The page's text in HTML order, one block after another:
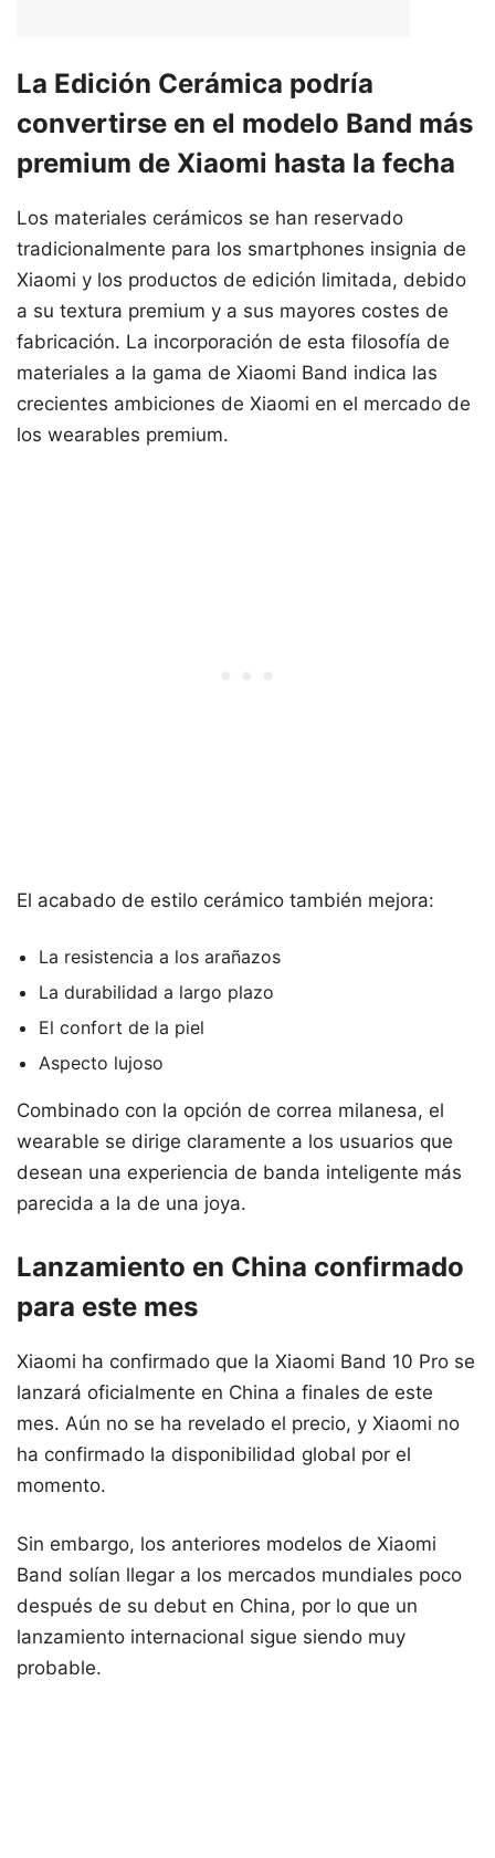
La Edición Cerámica podría
convertirse en el modelo Band más
premium de Xiaomi hasta la fecha
Los materiales cerámicos se han reservado
tradicionalmente para los smartphones insignia de
Xiaomi y los productos de edición limitada, debido
a su textura premium y a sus mayores costes de
fabricación. La incorporación de esta filosofía de
materiales a la gama de Xiaomi Band indica las
crecientes ambiciones de Xiaomi en el mercado de
los wearables premium.
El acabado de estilo cerámico también mejora:
La resistencia a los arañazos
La durabilidad a largo plazo
El confort de la piel
Aspecto lujoso
Combinado con la opción de correa milanesa, el
wearable se dirige claramente a los usuarios que
desean una experiencia de banda inteligente más
parecida a la de una joya.
Lanzamiento en China confirmado
para este mes
Xiaomi ha confirmado que la Xiaomi Band 10 Pro se
lanzará oficialmente en China a finales de este
mes. Aún no se ha revelado el precio, y Xiaomi no
ha confirmado la disponibilidad global por el
momento.
Sin embargo, los anteriores modelos de Xiaomi
Band solían llegar a los mercados mundiales poco
después de su debut en China, por lo que un
lanzamiento internacional sigue siendo muy
probable.